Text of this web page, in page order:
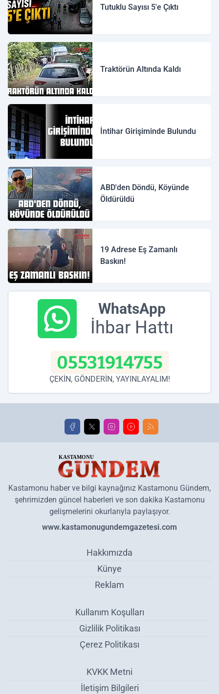
Tutuklu Sayısı 5'e Çıktı
Traktörün Altında Kaldı
İntihar Girişiminde Bulundu
ABD'den Döndü, Köyünde
Öldürüldü
19 Adrese Eş Zamanlı
Baskın!
WhatsApp
İhbar Hattı
05531914755
ÇEKİN, GÖNDERİN, YAYINLAYALIM!
Kastamonu haber ve bilgi kaynağınız Kastamonu Gündem,
şehrimizden güncel haberleri ve son dakika Kastamonu
gelişmelerini okurlarıyla paylaşıyor.
www.kastamonugundemgazetesi.com
Hakkımızda
Künye
Reklam
Kullanım Koşulları
Gizlilik Politikası
Çerez Politikası
KVKK Metni
İletişim Bilgileri